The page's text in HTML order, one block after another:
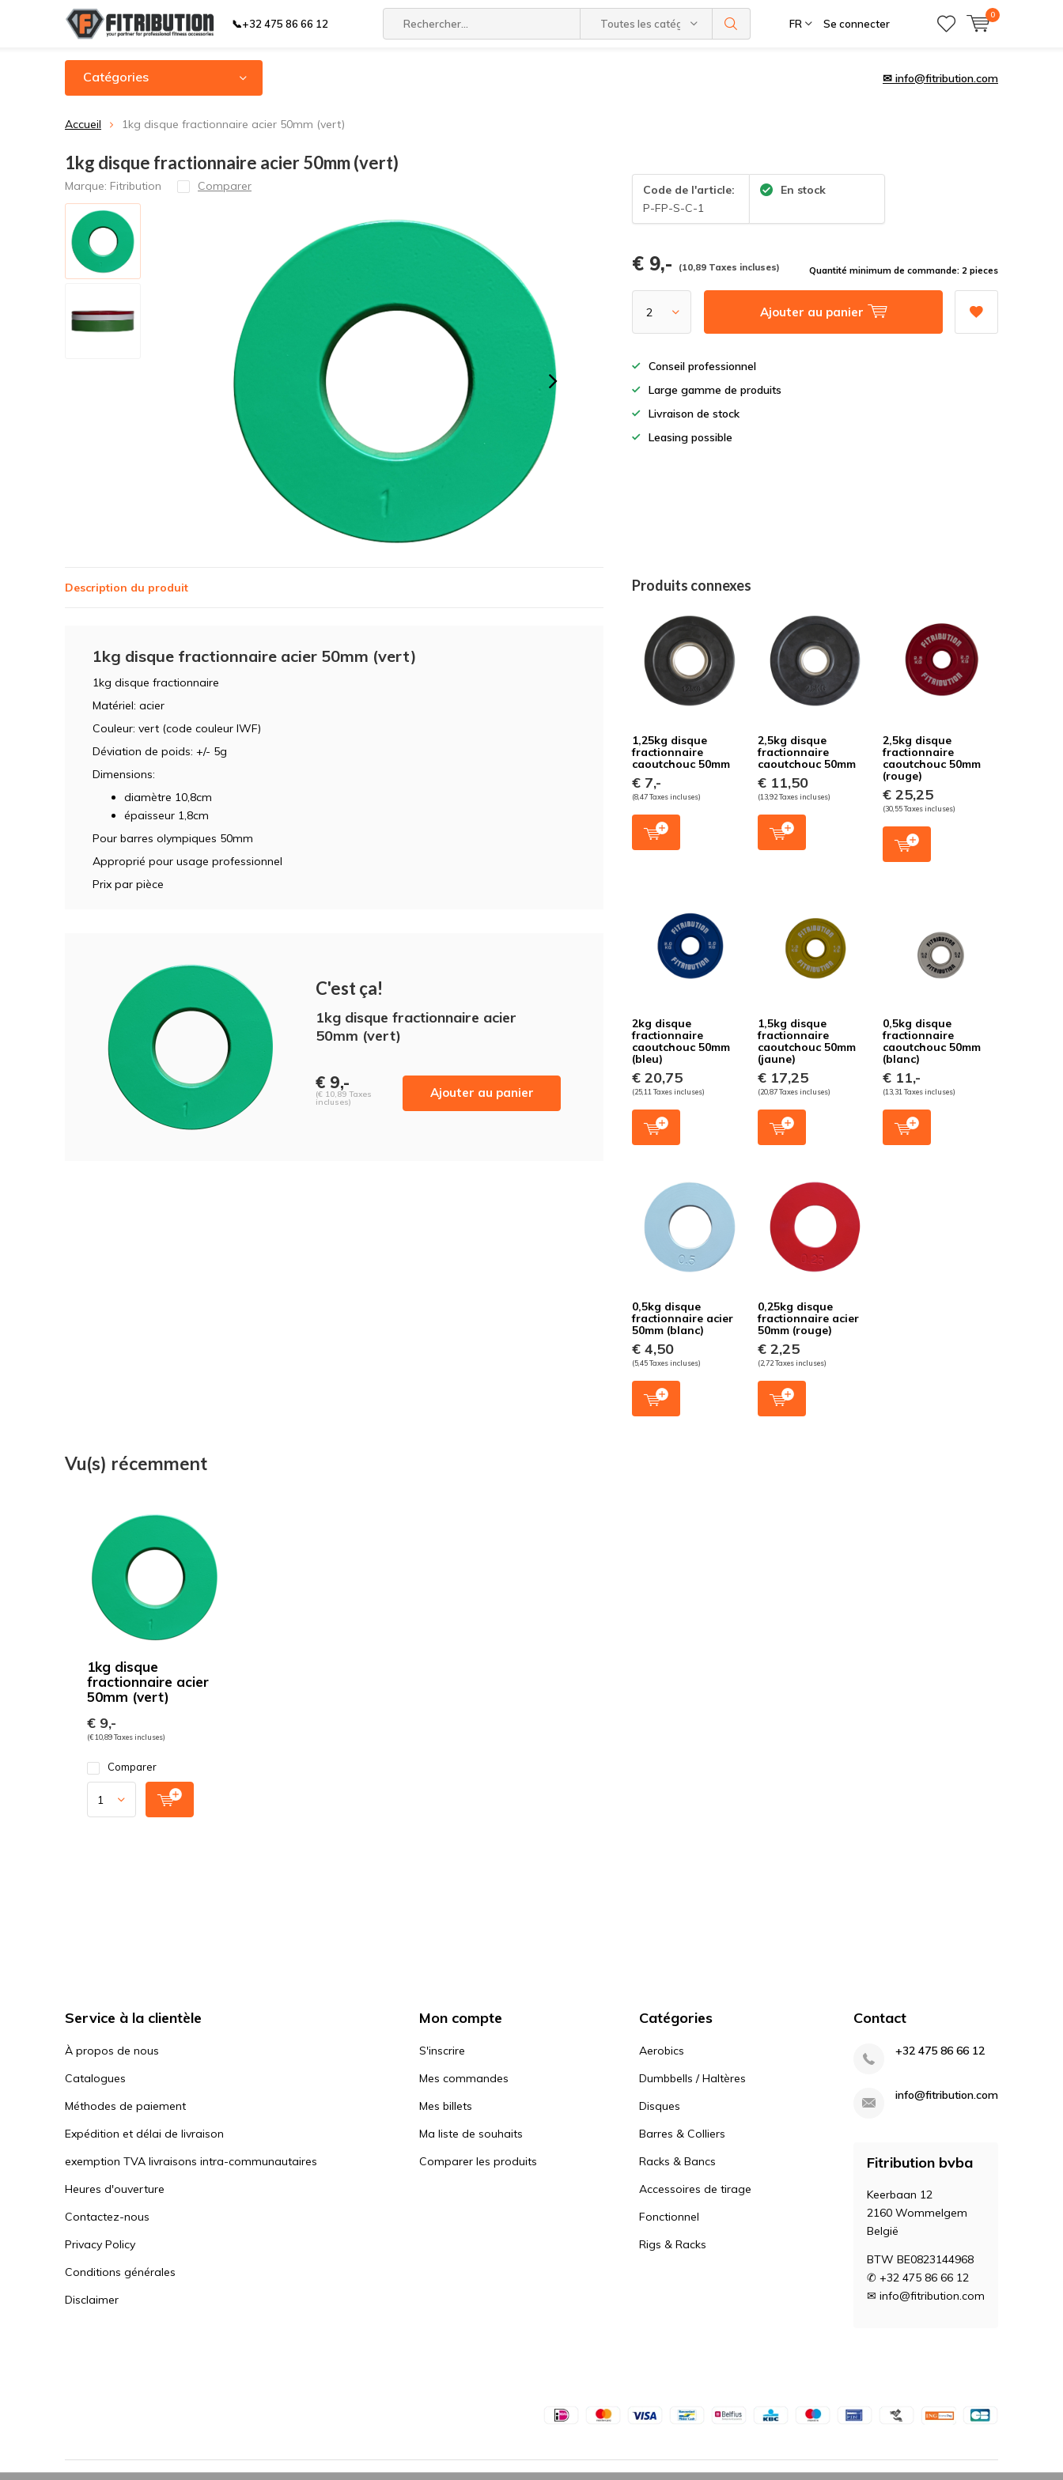
📞+32 475 86 66 12 Toutes les catégories FR Se connecter
0
Catégories ✉ info@fitribution.com
Accueil 1kg disque fractionnaire acier 50mm (vert)
1kg disque fractionnaire acier 50mm (vert)
Marque: Fitribution Comparer
Code de l'article:
P-FP-S-C-1
En stock
€ 9,- (10,89 Taxes incluses) Quantité minimum de commande: 2 pieces
Ajouter au panier
Conseil professionnel
Large gamme de produits
Livraison de stock
Leasing possible
Description du produit
1kg disque fractionnaire acier 50mm (vert)
1kg disque fractionnaire
Matériel: acier
Couleur: vert (code couleur IWF)
Déviation de poids: +/- 5g
Dimensions:
diamètre 10,8cm
épaisseur 1,8cm
Pour barres olympiques 50mm
Approprié pour usage professionnel
Prix par pièce
C'est ça!
1kg disque fractionnaire acier
50mm (vert)
€ 9,-
(€ 10,89 Taxes
incluses)
Ajouter au panier
Produits connexes
1,25kg disque
fractionnaire
caoutchouc 50mm
€ 7,-
(8,47 Taxes incluses)
2,5kg disque
fractionnaire
caoutchouc 50mm
€ 11,50
(13,92 Taxes incluses)
2,5kg disque
fractionnaire
caoutchouc 50mm
(rouge)
€ 25,25
(30,55 Taxes incluses)
2kg disque
fractionnaire
caoutchouc 50mm
(bleu)
€ 20,75
(25,11 Taxes incluses)
1,5kg disque
fractionnaire
caoutchouc 50mm
(jaune)
€ 17,25
(20,87 Taxes incluses)
0,5kg disque
fractionnaire
caoutchouc 50mm
(blanc)
€ 11,-
(13,31 Taxes incluses)
0,5kg disque
fractionnaire acier
50mm (blanc)
€ 4,50
(5,45 Taxes incluses)
0,25kg disque
fractionnaire acier
50mm (rouge)
€ 2,25
(2,72 Taxes incluses)
Vu(s) récemment
1kg disque
fractionnaire acier
50mm (vert)
€ 9,-
(€ 10,89 Taxes incluses)
Comparer
Service à la clientèle
À propos de nous
Catalogues
Méthodes de paiement
Expédition et délai de livraison
exemption TVA livraisons intra-communautaires
Heures d'ouverture
Contactez-nous
Privacy Policy
Conditions générales
Disclaimer
Mon compte
S'inscrire
Mes commandes
Mes billets
Ma liste de souhaits
Comparer les produits
Catégories
Aerobics
Dumbbells / Haltères
Disques
Barres & Colliers
Racks & Bancs
Accessoires de tirage
Fonctionnel
Rigs & Racks
Contact
+32 475 86 66 12
info@fitribution.com
Fitribution bvba
Keerbaan 12
2160 Wommelgem
België
BTW BE0823144968
✆ +32 475 86 66 12
✉ info@fitribution.com